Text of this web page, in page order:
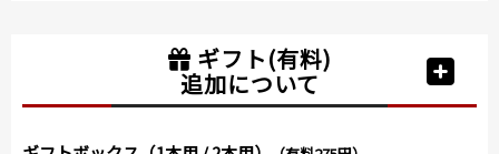
ギフト(有料)
追加について